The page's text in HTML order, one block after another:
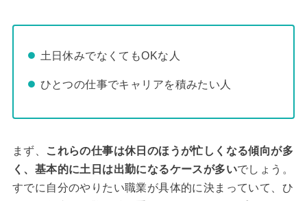
土日休みでなくてもOKな人
ひとつの仕事でキャリアを積みたい人
まず、
これらの仕事は休日のほうが忙しくなる傾向が多
く、基本的に土日は出勤になるケースが多いでしょう。
すでに自分のやりたい職業が具体的に決まっていて、ひ